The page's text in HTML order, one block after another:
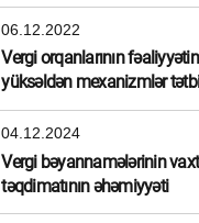
06.12.2022
Vergi orqanlarının
yüksəldən mexanizmlər
04.12.2024
Vergi bəyannamələrinin
təqdimatının əhəmiyyəti